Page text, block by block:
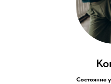
Состояние